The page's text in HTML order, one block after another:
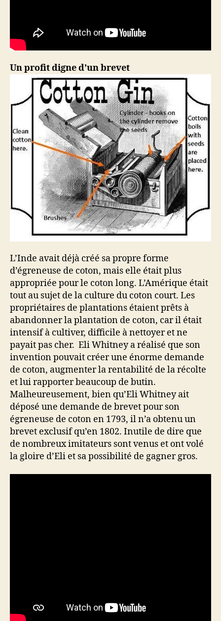
Un profit digne d’un brevet
L’Inde avait déjà créé sa propre forme
d’égreneuse de coton, mais elle était plus
appropriée pour le coton long. L’Amérique était
tout au sujet de la culture du coton court. Les
propriétaires de plantations étaient prêts à
abandonner la plantation de coton, car il était
intensif à cultiver, difficile à nettoyer et ne
payait pas cher. Eli Whitney a réalisé que son
invention pouvait créer une énorme demande
de coton, augmenter la rentabilité de la récolte
et lui rapporter beaucoup de butin.
Malheureusement, bien qu’Eli Whitney ait
déposé une demande de brevet pour son
égreneuse de coton en 1793, il n’a obtenu un
brevet exclusif qu’en 1802. Inutile de dire que
de nombreux imitateurs sont venus et ont volé
la gloire d’Eli et sa possibilité de gagner gros.